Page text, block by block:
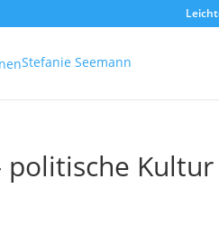
Stefanie Seemann
politische